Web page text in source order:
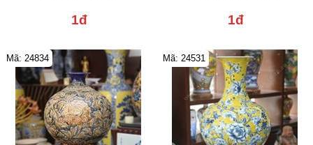
1đ 1đ
Mã: 24834 Mã: 24531